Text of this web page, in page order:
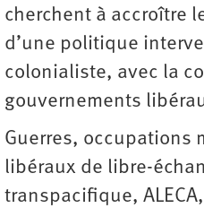
cherchent à accroître
d’une politique
colonialiste, avec la
gouvernements
Guerres, occupations
libéraux de libre-
transpacifique, ALECA,